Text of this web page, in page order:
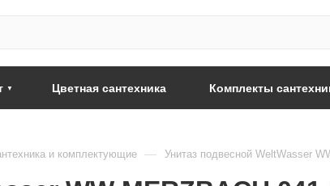
Цветная сантехника Комплекты
и комплектующие — Унитаз подвесной WeltWasser